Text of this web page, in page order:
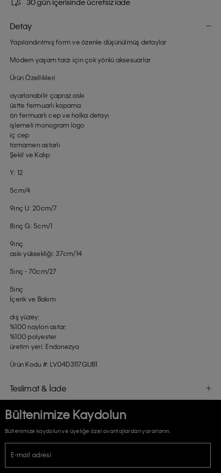
Detay
Yapılandırılmış form ve özenle düşünülmüş detaylar
Modern yaşam tarzı için çok yönlü aksesuarlar
Ürün Özellikleri
ayarlanabilir çapraz askı
üstte fermuarlı kapama
ön fermuarlı cep ve halka detayı
işlemeli monogram logo
iç cep
tamamen astarlı
Şekil ve Kalıp
Y: 12
5cm/4
9inç U: 20cm/7
8inç G: 5cm/1
9inç
askı yüksekliği: 37cm/14
5inç - 70cm/27
5inç
İçerik ve Bakım
dış yüzey:
%100 naylon astar:
%100 polyester
üretim yeri: Endonezya
Ürün Kodu #: LV04D3117GUB1
Teslimat & İade
Bültenimize Kaydolun
Bültenimize kaydolun ve üyeliğe özel avantajlardan yararlanın.
E-mail adresi